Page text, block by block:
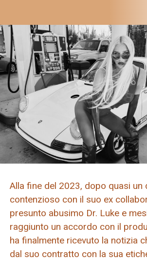
Alla fine del 2023, dopo quasi un
contenzioso con il suo ex
presunto abusimo Dr. Luke e
raggiunto un accordo con il
ha finalmente ricevuto la notizia
dal suo contratto con la sua